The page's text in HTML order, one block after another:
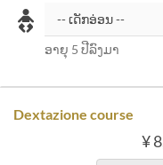
ອາຍຸ 5 ປີລົງມາ
Dextazione course
¥